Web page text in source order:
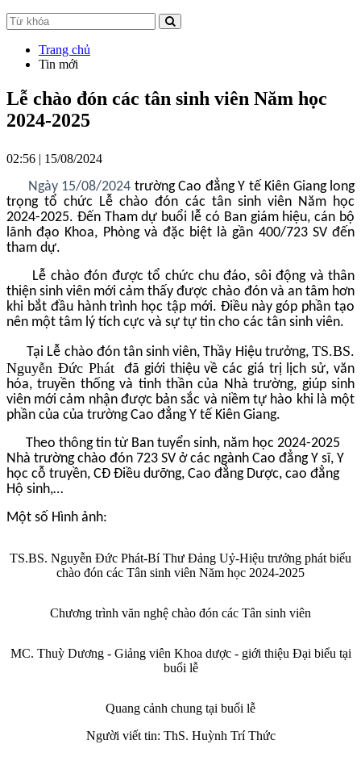
Trang chủ
Tin mới
Lễ chào đón các tân sinh viên Năm học
2024-2025
02:56 | 15/08/2024
Ngày 15/08/2024 trường Cao đẳng Y tế Kiên Giang long
trọng tổ chức Lễ chào đón các tân sinh viên Năm học
2024-2025. Đến Tham dự buổi lễ có Ban giám hiệu, cán bộ
lãnh đạo Khoa, Phòng và đặc biệt là gần 400/723 SV đến
tham dự.
Lễ chào đón được tổ chức chu đáo, sôi động và thân
thiện sinh viên mới cảm thấy được chào đón và an tâm hơn
khi bắt đầu hành trình học tập mới. Điều này góp phần tạo
nên một tâm lý tích cực và sự tự tin cho các tân sinh viên.
Tại Lễ chào đón tân sinh viên, Thầy Hiệu trưởng, TS.BS.
Nguyễn Đức Phát
đã giới thiệu về các giá trị lịch sử, văn
hóa, truyền thống và tinh thần của Nhà trường, giúp sinh
viên mới cảm nhận được bản sắc và niềm tự hào khi là một
phần của của trường Cao đẳng Y tế Kiên Giang.
Theo thông tin từ Ban tuyển sinh, năm học 2024-2025
Nhà trường chào đón 723 SV ở các ngành Cao đẳng Y sĩ, Y
học cỗ truyền, CĐ Điều dưỡng, Cao đẳng Dược, cao đẳng
Hộ sinh,…
Một số Hình ảnh:
TS.BS. Nguyễn Đức Phát-Bí Thư Đảng Uỷ-Hiệu trưởng phát biểu
chào đón các Tân sinh viên Năm học 2024-2025
Chương trình văn nghệ chào đón các Tân sinh viên
MC. Thuỳ Dương - Giảng viên Khoa dược - giới thiệu Đại biểu tại
buổi lễ
Quang cảnh chung tại buổi lễ
Người viết tin: ThS. Huỳnh Trí Thức